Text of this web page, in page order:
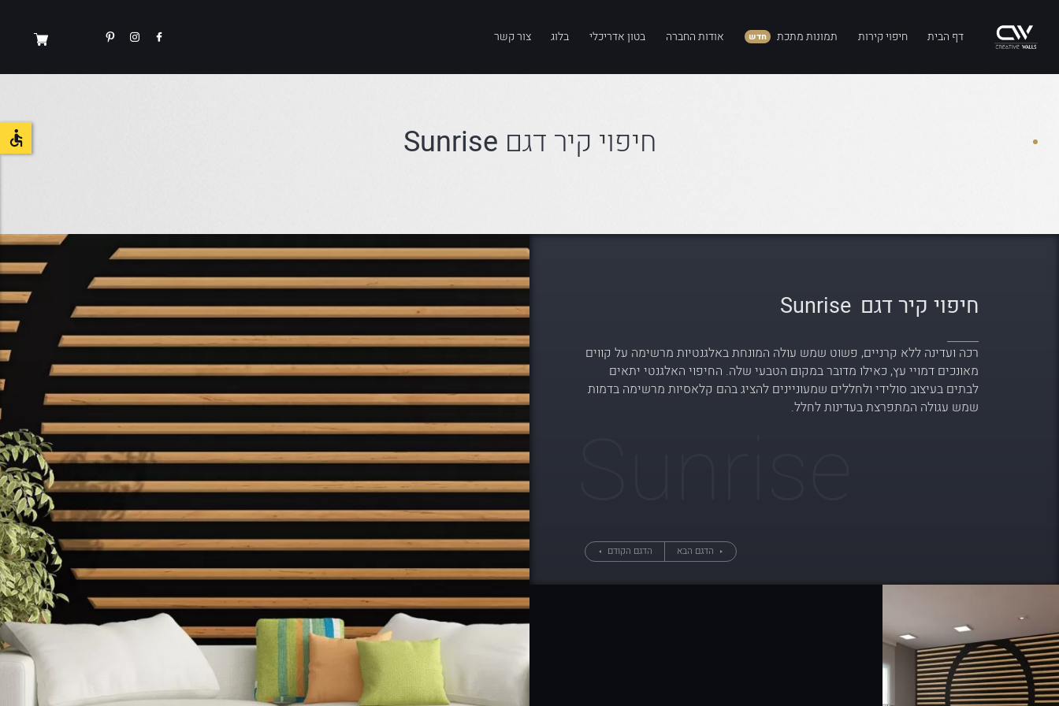
דף הבית חיפוי קירות תמונות מתכת חדש אודות החברה בטון אדריכלי בלוג צור קשר
חיפוי קיר דגם Sunrise
חיפוי קיר דגם Sunrise
רכה ועדינה ללא קרניים, פשוט שמש עולה המונחת באלגנטיות מרשימה על קווים
מאונכים דמויי עץ, כאילו מדובר במקום הטבעי שלה. החיפוי האלגנטי יתאים
לבתים בעיצוב סולידי ולחללים שמעוניינים להציג בהם קלאסיות מרשימה בדמות
שמש עגולה המתפרצת בעדינות לחלל.
הדגם הבא הדגם הקודם